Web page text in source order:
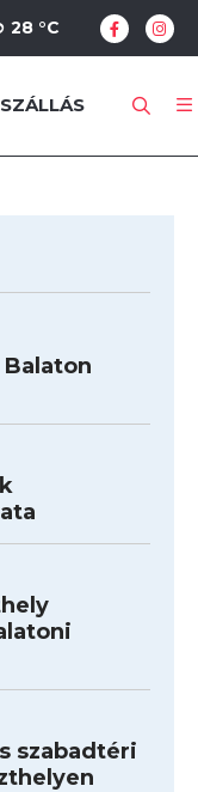
28 °C
SZÁLLÁS
szabadtéri